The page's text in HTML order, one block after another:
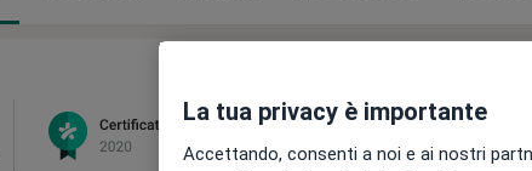
La tua privacy è importante
Accettando, consenti a noi e ai nostri